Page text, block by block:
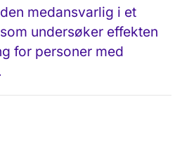
medansvarlig i et
undersøker effekten
for personer med